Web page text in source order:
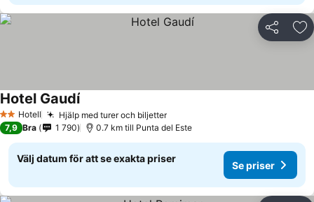
Dela
2 Stjärnor
Hotell Hjälp med turer och biljetter
Hotel Gaudí
7,9 Bra 1 790 0.7 km till Punta del Este
Välj datum för att se exakta priser
Se priser